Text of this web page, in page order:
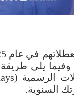
وفيما يلي